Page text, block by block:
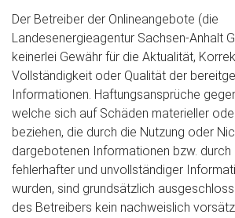
Der Betreiber der Onlineangebote (die
Landesenergieagentur Sachsen-Anhalt
keinerlei Gewähr für die Aktualität,
Vollständigkeit oder Qualität der
Informationen. Haftungsansprüche
welche sich auf Schäden materieller
beziehen, die durch die Nutzung oder
dargebotenen Informationen bzw. durch
fehlerhafter und unvollständiger
wurden, sind grundsätzlich
des Betreibers kein nachweislich